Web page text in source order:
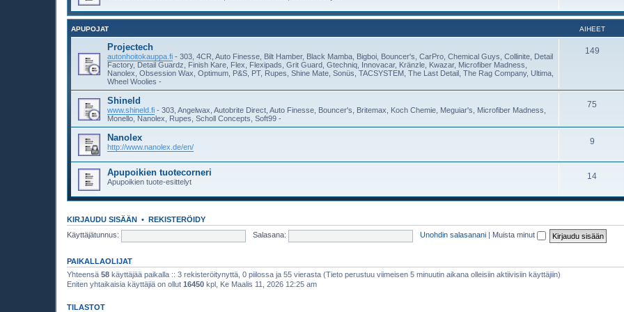
APUPOJAT AIHEET
Projectech
autonhoitokauppa.fi - 303, 4CR, Auto Finesse, Bilt Hamber, Black Mamba, Bigboi, Bouncer's, CarPro, Chemical Guys, Collinite, Detail
Factory, Detail Guardz, Finish Kare, Flex, Flexipads, Grit Guard, Gtechniq, Innovacar, Kränzle, Kwazar, Microfiber Madness,
Nanolex, Obsession Wax, Optimum, P&S, PT, Rupes, Shine Mate, Sonüs, TACSYSTEM, The Last Detail, The Rag Company, Ultima,
Wheel Woolies -
149
Shineld
www.shineld.fi - 303, Angelwax, Autobrite Direct, Auto Finesse, Bouncer's, Britemax, Koch Chemie, Meguiar's, Microfiber Madness,
Monello, Nanolex, Rupes, Scholl Concepts, Soft99 -
75
Nanolex
http://www.nanolex.de/en/
9
Apupoikien tuotecorneri
Apupoikien tuote-esittelyt
14
KIRJAUDU SISÄÄN • REKISTERÖIDY
Käyttäjätunnus:
Salasana: Unohdin salasanani Muista minut
PAIKALLAOLIJAT
Yhteensä 58 käyttäjää paikalla :: 3 rekisteröitynyttä, 0 piilossa ja 55 vierasta (Tieto perustuu viimeisen 5 minuutin aikana olleisiin aktiivisiin käyttäjiin)
Eniten yhtaikaisia käyttäjiä on ollut 16450 kpl, Ke Maalis 11, 2026 12:25 am
TILASTOT